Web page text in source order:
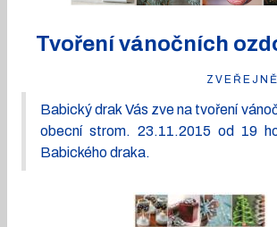
Tvoření vánočních
Babický drak Vás zve na tvoření
obecní strom. 23.11.2015 od 19
Babického draka.